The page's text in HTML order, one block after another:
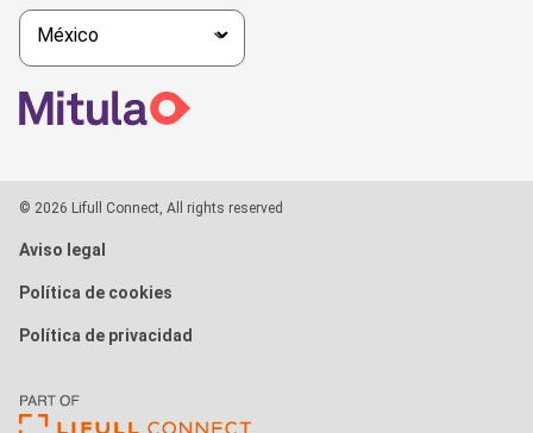
© 2026 Lifull Connect, All rights reserved
Aviso legal
Política de cookies
Política de privacidad